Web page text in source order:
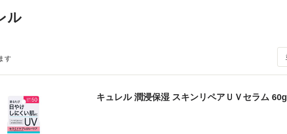
ル
す
キュレル 潤浸保湿 スキンリペアＵＶセラム 60g